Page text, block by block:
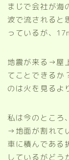
まじで会社が海
波で流されると
っているが、
地震が来る→屋
てことできるか
のは火を見るよ
私は今のところ
→地面が割れて
車に積んである
しているがどう